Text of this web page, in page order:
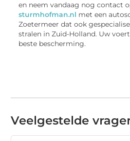
en neem vandaag nog contact
sturmhofman.nl met een
Zoetermeer dat ook
stralen in Zuid-Holland. Uw
beste bescherming.
Veelgestelde